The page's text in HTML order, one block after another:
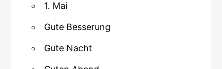
1. Mai
Gute Besserung
Gute Nacht